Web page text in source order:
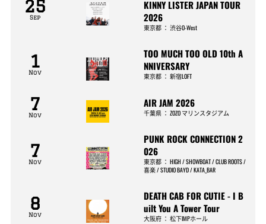
25
Sep
KINNY LISTER JAPAN TOUR
2026
東京都 ：渋谷O-West
1
Nov
TOO MUCH TOO OLD 10th A
NNIVERSARY
東京都 ：新宿LOFT
7
Nov
AIR JAM 2026
千葉県 ：ZOZO マリンスタジアム
7
Nov
PUNK ROCK CONNECTION 2
026
東京都 ：HIGH / SHOWBOAT / CLUB ROOTS /
喜楽 / STUDIO BAYD / KATA_BAR
8
Nov
DEATH CAB FOR CUTIE - I B
uilt You A Tower Tour
大阪府 ：松下IMPホール